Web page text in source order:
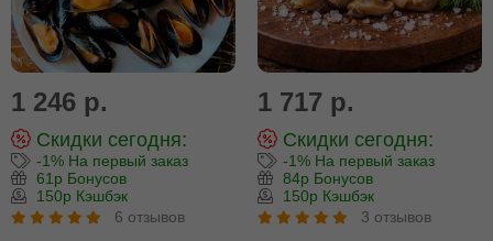
1 246 р.
Скидки сегодня:
-1% На первый заказ
61р Бонусов
150р Кэшбэк
6 отзывов
1 717 р.
Скидки сегодня:
-1% На первый заказ
84р Бонусов
150р Кэшбэк
3 отзывов